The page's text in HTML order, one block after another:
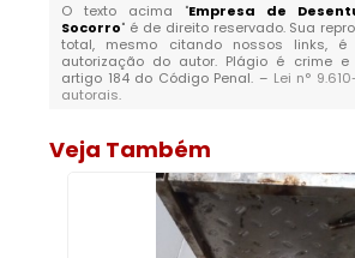
O texto acima "Empresa de
Socorro" é de direito reservado. Sua
total, mesmo citando nossos links,
autorização do autor. Plágio é crime
artigo 184 do Código Penal. – Lei n°
autorais.
Veja Também